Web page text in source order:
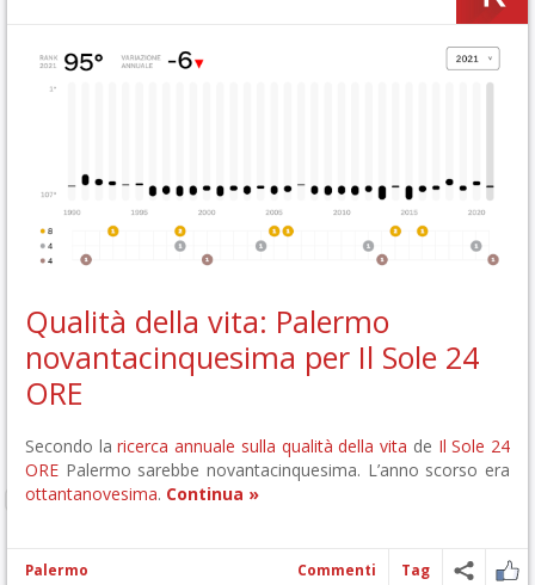
Qualità della vita: Palermo
novantacinquesima per Il Sole 24
ORE
Secondo laricerca annuale sulla qualità della vita de Il Sole 24
ORE Palermo sarebbe novantacinquesima. L’anno scorso era
ottantanovesima. Continua »
Palermo Commenti Tag